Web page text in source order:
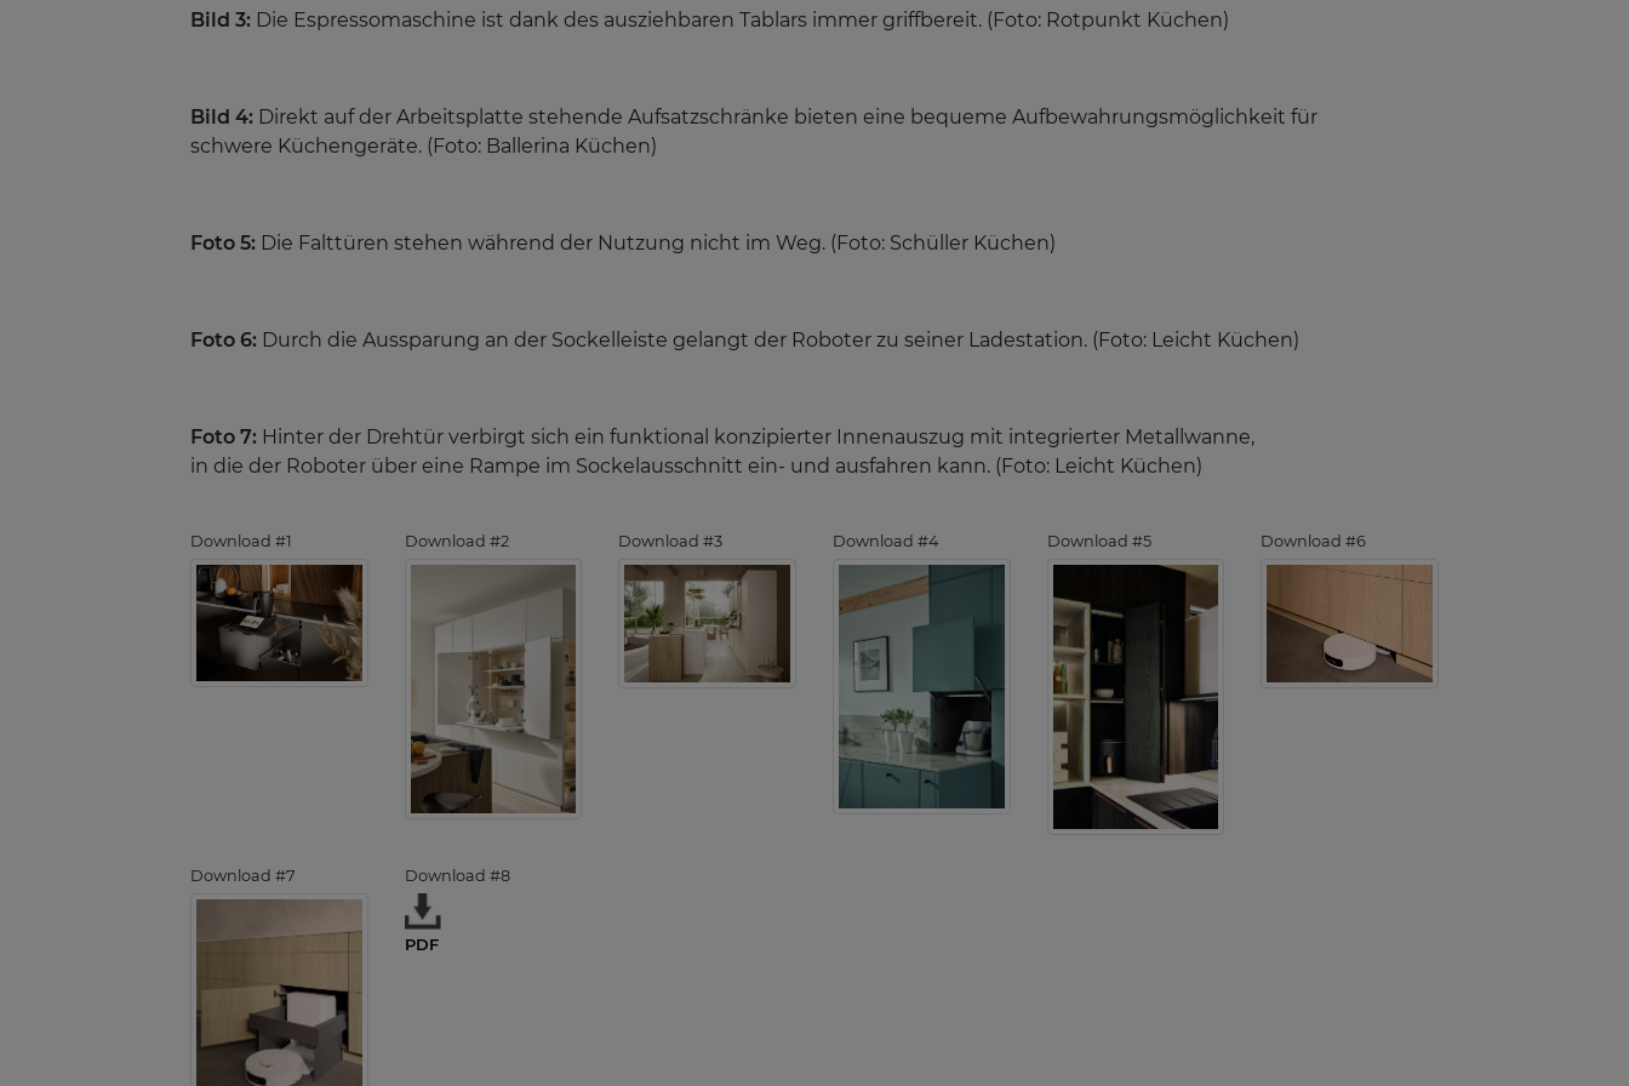
Bild 3: Die Espressomaschine ist dank des ausziehbaren Tablars immer griffbereit. (Foto: Rotpunkt Küchen)
Bild 4: Direkt auf der Arbeitsplatte stehende Aufsatzschränke bieten eine bequeme Aufbewahrungsmöglichkeit für
schwere Küchengeräte. (Foto: Ballerina Küchen)
Foto 5: Die Falttüren stehen während der Nutzung nicht im Weg. (Foto: Schüller Küchen)
Foto 6: Durch die Aussparung an der Sockelleiste gelangt der Roboter zu seiner Ladestation. (Foto: Leicht Küchen)
Foto 7: Hinter der Drehtür verbirgt sich ein funktional konzipierter Innenauszug mit integrierter Metallwanne,
in die der Roboter über eine Rampe im Sockelausschnitt ein- und ausfahren kann. (Foto: Leicht Küchen)
Download #1 Download #2 Download #3 Download #4 Download #5 Download #6
Download #7 Download #8
PDF